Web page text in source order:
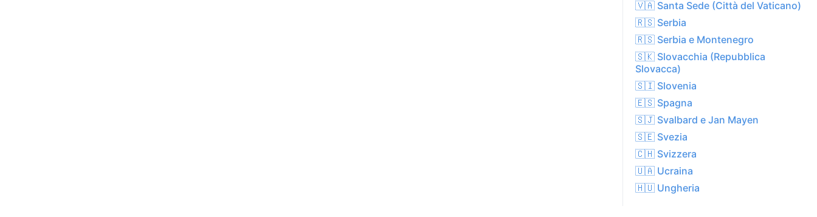
🇻🇦 Santa Sede (Città del Vaticano)
🇷🇸 Serbia
🇷🇸 Serbia e Montenegro
🇸🇰 Slovacchia (Repubblica
Slovacca)
🇸🇮 Slovenia
🇪🇸 Spagna
🇸🇯 Svalbard e Jan Mayen
🇸🇪 Svezia
🇨🇭 Svizzera
🇺🇦 Ucraina
🇭🇺 Ungheria